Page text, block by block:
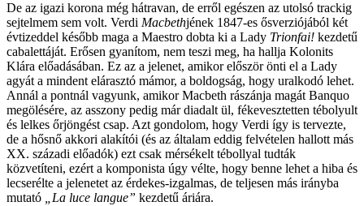
De az igazi korona még hátravan, de erről egészen az utolsó trackig
sejtelmem sem volt. Verdi Macbethjének 1847-es ősverziójából két
évtizeddel később maga a Maestro dobta ki a Lady Trionfai! kezdetű
cabalettáját. Erősen gyanítom, nem teszi meg, ha hallja Kolonits
Klára előadásában. Ez az a jelenet, amikor először önti el a Lady
agyát a mindent elárasztó mámor, a boldogság, hogy uralkodó lehet.
Annál a pontnál vagyunk, amikor Macbeth rászánja magát Banquo
megölésére, az asszony pedig már diadalt ül, fékevesztetten tébolyult
és lelkes őrjöngést csap. Azt gondolom, hogy Verdi így is tervezte,
de a hősnő akkori alakítói (és az általam eddig felvételen hallott más
XX. századi előadók) ezt csak mérsékelt tébollyal tudták
közvetíteni, ezért a komponista úgy vélte, hogy benne lehet a hiba és
lecserélte a jelenetet az érdekes-izgalmas, de teljesen más irányba
mutató „La luce langue” kezdetű áriára.